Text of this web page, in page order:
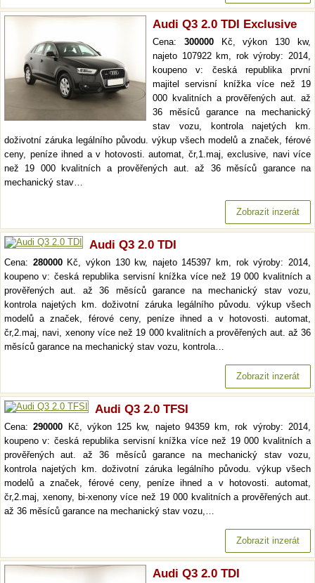
Audi Q3 2.0 TDI Exclusive
Cena: 300000Kč, výkon 130 kw,
najeto 107922 km, rok výroby: 2014,
koupeno v: česká republika první
majitel servisní knížka více než 19
000 kvalitních a prověřených aut. až
36 měsíců garance na mechanický
stav vozu, kontrola najetých km.
doživotní záruka legálního původu. výkup všech modelů a značek, férové
ceny, peníze ihned a v hotovosti. automat, čr,1.maj, exclusive, navi více
než 19 000 kvalitních a prověřených aut. až 36 měsíců garance na
mechanický stav…
Zobrazit inzerát
Audi Q3 2.0 TDI
Cena: 280000Kč, výkon 130 kw, najeto 145397 km, rok výroby: 2014,
koupeno v: česká republika servisní knížka více než 19 000 kvalitních a
prověřených aut. až 36 měsíců garance na mechanický stav vozu,
kontrola najetých km. doživotní záruka legálního původu. výkup všech
modelů a značek, férové ceny, peníze ihned a v hotovosti. automat,
čr,2.maj, navi, xenony více než 19 000 kvalitních a prověřených aut. až 36
měsíců garance na mechanický stav vozu, kontrola…
Zobrazit inzerát
Audi Q3 2.0 TFSI
Cena:290000 Kč, výkon 125 kw, najeto 94359 km, rok výroby: 2014,
koupeno v: česká republika servisní knížka více než 19 000 kvalitních a
prověřených aut. až 36 měsíců garance na mechanický stav vozu,
kontrola najetých km. doživotní záruka legálního původu. výkup všech
modelů a značek, férové ceny, peníze ihned a v hotovosti. automat,
čr,2.maj, xenony, bi-xenony více než 19 000 kvalitních a prověřených aut.
až 36 měsíců garance na mechanický stav vozu,…
Zobrazit inzerát
Audi Q3 2.0 TDI